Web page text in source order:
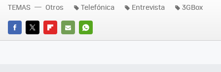
FACEBOOK
TWITTERFLIPBOARD
E-
WHATSAPP
TEMAS Otros Telefónica Entrevista 3GBox